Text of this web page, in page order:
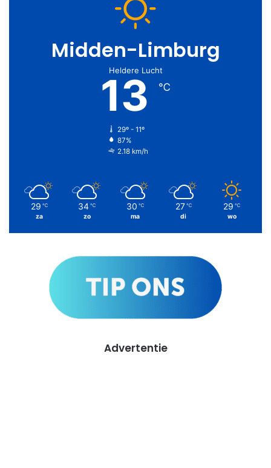
Midden-Limburg
Heldere Lucht
13 ℃
29º - 11º
87%
2.18 km/h
29 ℃
za
34 ℃
zo
30 ℃
ma
27 ℃
di
29 ℃
wo
Advertentie